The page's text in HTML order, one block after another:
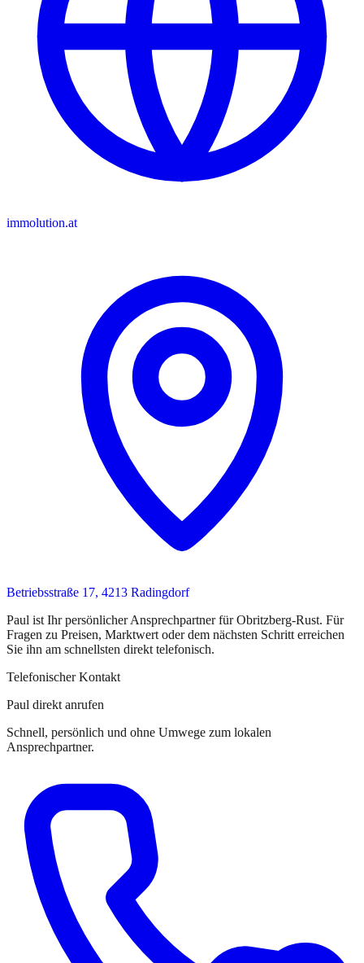
immolution.at
Betriebsstraße 17, 4213 Radingdorf
Paul ist Ihr persönlicher Ansprechpartnerfür Obritzberg-Rust. Für
Fragen zu Preisen, Marktwert oder dem nächsten Schritt erreichen
Sie ihn am schnellsten direkt telefonisch.
Telefonischer Kontakt
Paul direkt anrufen
Schnell, persönlich und ohne Umwege zum lokalen
Ansprechpartner.